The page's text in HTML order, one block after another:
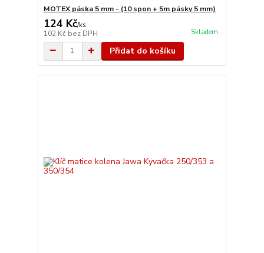
MOTEX páska 5 mm - (10 spon + 5m pásky 5 mm)
124 Kč/ks
102 Kč bez DPH Skladem
Přidat do košíku